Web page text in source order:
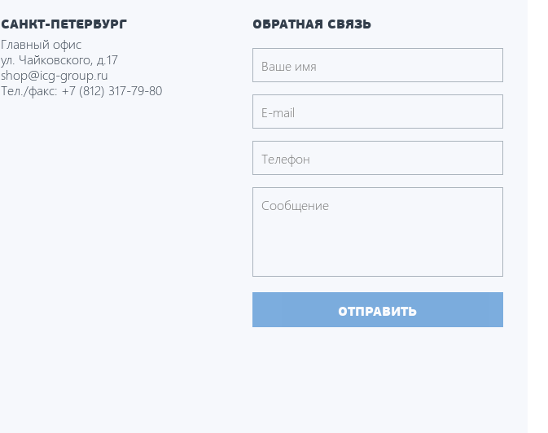
САНКТ-ПЕТЕРБУРГ
Главный офис
ул. Чайковского, д.17
shop@icg-group.ru
Тел./факс: +7 (812) 317-79-80
ОБРАТНАЯ СВЯЗЬ
ОТПРАВИТЬ